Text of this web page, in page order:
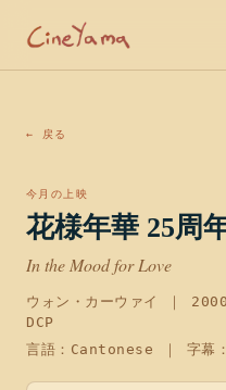
← 戻る
今月の上映
花様年華 25周
In the Mood for Love
ウォン・カーウァイ ｜ 2000
DCP
言語：Cantonese ｜ 字幕